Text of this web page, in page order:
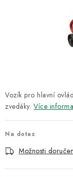
TECHNICKÁ
BAZAR
Úvod
Blog
Doprava &
Obchodní podmínky
Vozík pro hlavní
zvedáky. Více
Na dotaz
Možnosti